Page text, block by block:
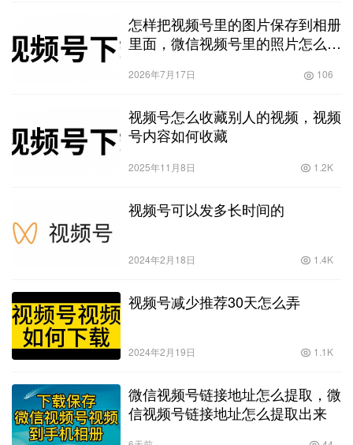
怎样把视频号里的图片保存到相册
里面，微信视频号里的照片怎么保
2026年7月17日 106
视频号怎么收藏别人的视频，视频
号内容如何收藏
2025年11月8日 1.2K
视频号可以发多长时间的
2024年2月18日 1.4K
视频号减少推荐30天怎么弄
2024年2月19日 1.1K
微信视频号链接地址怎么提取，微
信视频号链接地址怎么提取出来